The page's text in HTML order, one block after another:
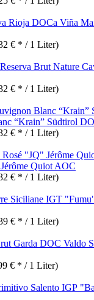
Viña
€ * / 1 Liter)
€ * / 1 Liter)
“Krain” Südtirol
€ * / 1 Liter)
Quiot AOC
€ * / 1 Liter)
€ * / 1 Liter)
Valdo
€ * / 1 Liter)